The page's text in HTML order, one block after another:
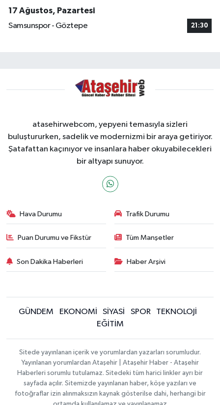
17 Ağustos, Pazartesi
Samsunspor - Göztepe
21:30
atasehirwebcom, yepyeni temasıyla sizleri
buluştururken, sadelik ve modernizmi bir araya getiriyor.
Şatafattan kaçınıyor ve insanlara haber okuyabilecekleri
bir altyapı sunuyor.
Hava Durumu Trafik Durumu
Puan Durumu ve Fikstür Tüm Manşetler
Son Dakika Haberleri Haber Arşivi
GÜNDEM EKONOMİ SİYASİ SPOR
TEKNOLOJİ
EĞİTİM
Sitede yayınlanan içerik ve yorumlardan yazarları sorumludur.
Yayınlanan yorumlardan Ataşehir | Ataşehir Haber - Ataşehir
Haberleri sorumlu tutulamaz. Sitedeki tüm harici linkler ayrı bir
sayfada açılır. Sitemizde yayınlanan haber, köşe yazıları ve
fotoğraflar izin alınmaksızın kaynak gösterilse dahi, herhangi bir